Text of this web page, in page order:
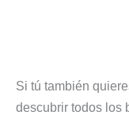
Si tú también
descubrir todos los